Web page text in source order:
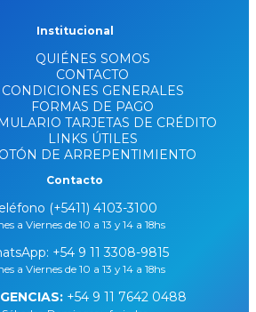
Institucional
QUIÉNES SOMOS
CONTACTO
CONDICIONES GENERALES
FORMAS DE PAGO
TARJETAS DE CRÉDITO
LINKS ÚTILES
DE ARREPENTIMIENTO
Contacto
(+5411) 4103-3100
a Viernes de 10 a 13 y 14 a 18hs
+54 9 11 3308-9815
a Viernes de 10 a 13 y 14 a 18hs
+54 9 11 7642 0488